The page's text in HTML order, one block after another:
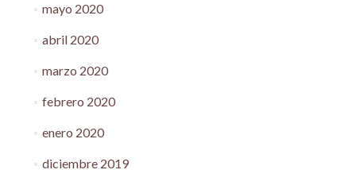
mayo 2020
abril 2020
marzo 2020
febrero 2020
enero 2020
diciembre 2019